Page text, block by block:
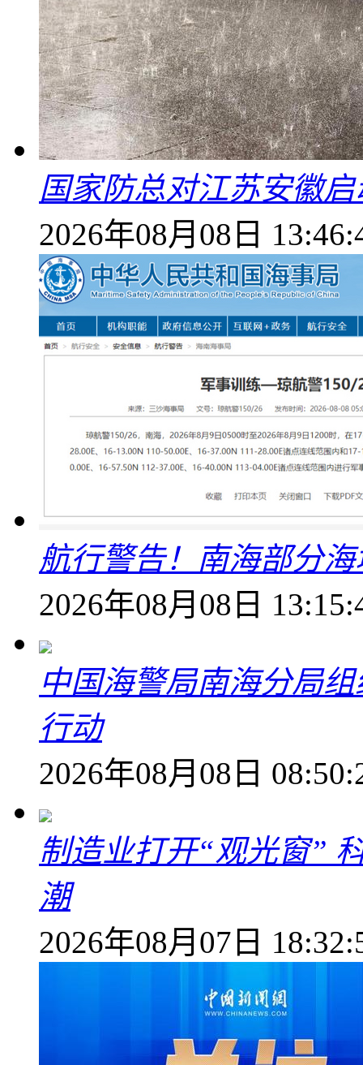
国家防总对江苏安徽
2026年08月08日
航行警告！南海部分
2026年08月08日
中国海警局南海分局
行动
2026年08月08日
制造业打开“观光窗”
潮
2026年08月07日